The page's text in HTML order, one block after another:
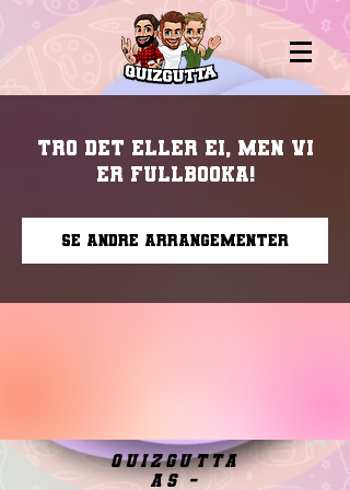
Tro det eller ei, men vi
er fullbooka!
Se andre arrangementer
quizgutta
as -